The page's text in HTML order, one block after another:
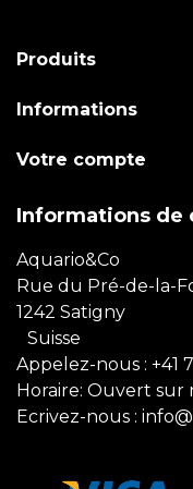
Produits
Informations
Votre compte
Informations de
Aquario&Co
Rue du Pré-de-la-
1242 Satigny
Suisse
Appelez-nous : +41
Horaire: Ouvert sur
Ecrivez-nous :